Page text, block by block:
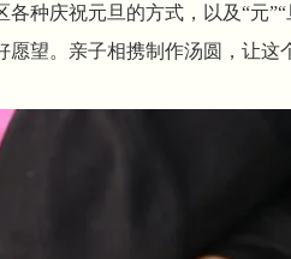
种庆祝元旦的方式，以及“元
望。亲子相携制作汤圆，让这